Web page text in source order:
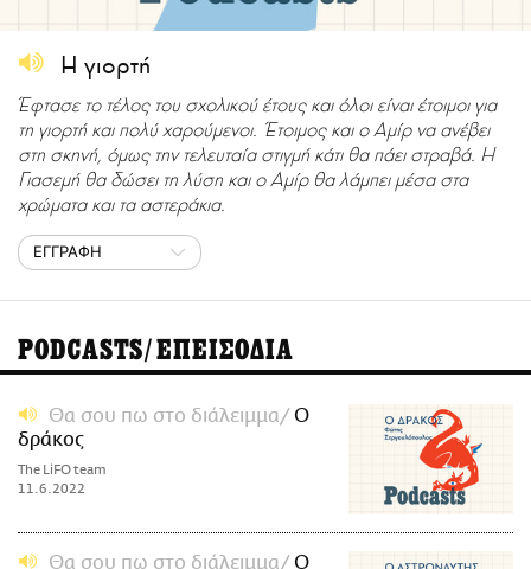
ΑΜΠΑΗ γιορτή
Έφτασε το τέλος του σχολικού έτους και όλοι είναι έτοιμοι για
τη γιορτή και πολύ χαρούμενοι. Έτοιμος και ο Αμίρ να ανέβει
στη σκηνή, όμως την τελευταία στιγμή κάτι θα πάει στραβά. Η
Γιασεμή θα δώσει τη λύση και ο Αμίρ θα λάμπει μέσα στα
χρώματα και τα αστεράκια.
ΕΓΓΡΑΦΗ
PODCASTS/ΕΠΕΙΣΟΔΙΑ
Θα σου πω στο διάλειμμα
Ο
δράκος
The LiFO team
11.6.2022
Θα σου πω στο διάλειμμα
Ο